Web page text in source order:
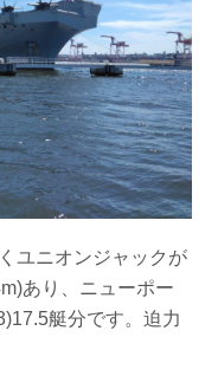
ユニオンジャックが
あり、ニューポー
艇分です。迫力